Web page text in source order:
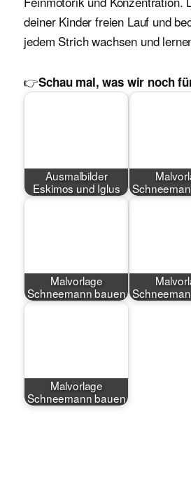
deiner Kinder freien Lauf und
jedem Strich wachsen und
👉Schau mal, was wir noch
Ausmalbilder
Eskimos und Iglus
Malvorlage
Schneemann bauen
Malvorlage
Schneemann bauen